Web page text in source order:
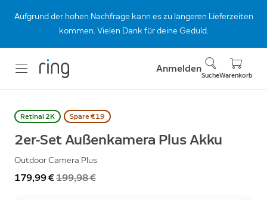
Aufgrund der hohen Nachfrage kann es zu längeren Lieferzeiten
kommen. Vielen Dank für deine Geduld.
Anmelden
SucheWarenkorb
Retinal 2K Spare €19
2er-Set Außenkamera Plus Akku
Outdoor Camera Plus
Jetzt
179,99 €War
199,98 €